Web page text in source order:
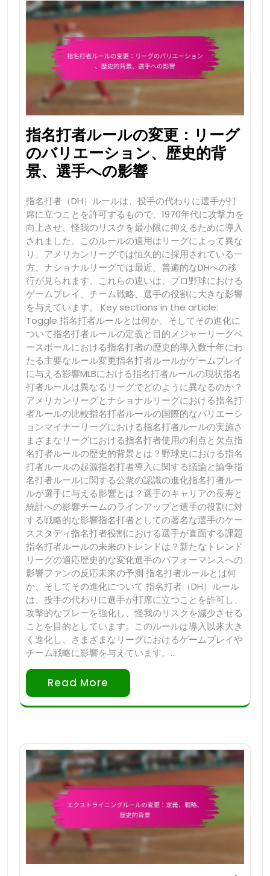
指名打者ルールの変更：リーグ
のバリエーション、歴史的背
景、選手への影響
指名打者（DH）ルールは、投手の代わりに選手が打
席に立つことを許可するもので、1970年代に攻撃力を
向上させ、怪我のリスクを最小限に抑えるために導入
されました。このルールの適用はリーグによって異な
り、アメリカンリーグでは恒久的に採用されている一
方、ナショナルリーグでは最近、普遍的なDHへの移
行が見られます。これらの違いは、プロ野球における
ゲームプレイ、チーム戦略、選手の役割に大きな影響
を与えています。 Key sections in the article:
Toggle 指名打者ルールとは何か、そしてその進化に
ついて指名打者ルールの定義と目的メジャーリーグベ
ースボールにおける指名打者の歴史的導入数十年にわ
たる主要なルール変更指名打者ルールがゲームプレイ
に与える影響MLBにおける指名打者ルールの現状指名
打者ルールは異なるリーグでどのように異なるのか？
アメリカンリーグとナショナルリーグにおける指名打
者ルールの比較指名打者ルールの国際的なバリエーシ
ョンマイナーリーグにおける指名打者ルールの実施さ
まざまなリーグにおける指名打者使用の利点と欠点指
名打者ルールの歴史的背景とは？野球史における指名
打者ルールの起源指名打者導入に関する議論と論争指
名打者ルールに関する公衆の認識の進化指名打者ルー
ルが選手に与える影響とは？選手のキャリアの長寿と
統計への影響チームのラインアップと選手の役割に対
する戦略的な影響指名打者としての著名な選手のケー
ススタディ指名打者役割における選手が直面する課題
指名打者ルールの未来のトレンドは？新たなトレンド
リーグの適応歴史的な変化選手のパフォーマンスへの
影響ファンの反応未来の予測 指名打者ルールとは何
か、そしてその進化について 指名打者（DH）ルール
は、投手の代わりに選手が打席に立つことを許可し、
攻撃的なプレーを強化し、怪我のリスクを減少させる
ことを目的としています。このルールは導入以来大き
く進化し、さまざまなリーグにおけるゲームプレイや
チーム戦略に影響を与えています。…
Read More